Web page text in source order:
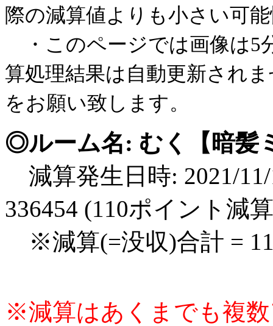
際の減算値よりも小さい可
・このページでは画像は5
算処理結果は自動更新され
をお願い致します。
◎ルーム名: むく【暗髪
減算発生日時: 2021/
336454 (110ポイント減
※減算(=没収)合計 =
※減算はあくまでも複